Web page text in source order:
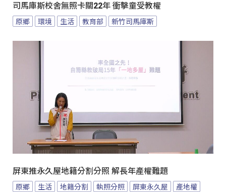
司馬庫斯校舍無照卡關22年 衝擊童受教權
原鄉 環境 生活 教育部 新竹司馬庫斯
屏東推永久屋地籍分割分照 解長年產權難題
原鄉 生活 地籍分割 執照分照 屏東永久屋 產地權